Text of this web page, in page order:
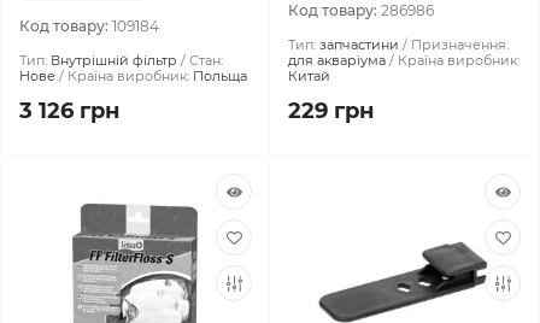
Код товару: 109184
Тип: Внутрішній фільтр
Стан:
Нове
Країна виробник: Польща
3 126 грн
Код товару: 286986
Тип: запчастини
Призначення:
для акваріума
Країна виробник:
Китай
229 грн